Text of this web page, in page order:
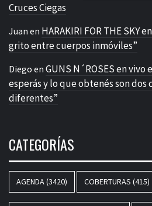
Cruces Ciegas
Juan en HARAKIRI FOR THE SKY
grito entre cuerpos inmóviles”
Diego en GUNS N´ROSES en vivo
esperás y lo que obtenés son
diferentes”
CATEGORÍAS
AGENDA(3420) COBERTURAS (415)